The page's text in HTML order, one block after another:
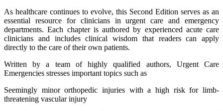
As healthcare continues to evolve, this Second Edition serves as an
essential resource for clinicians in urgent care and emergency
departments. Each chapter is authored by experienced acute care
clinicians and includes clinical wisdom that readers can apply
directly to the care of their own patients.
Written by a team of highly qualified authors, Urgent Care
Emergencies stresses important topics such as
Seemingly minor orthopedic injuries with a high risk for limb-
threatening vascular injury